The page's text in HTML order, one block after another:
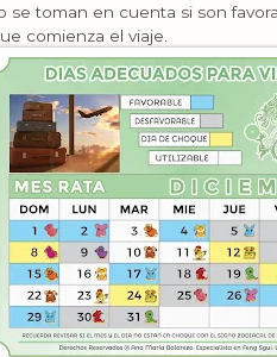
se toman en cuenta si son
comienza el viaje.